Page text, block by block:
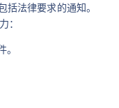
括法律要求的通知。
：